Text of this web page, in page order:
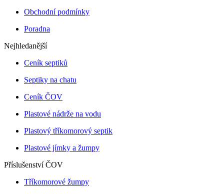
Obchodní podmínky
Poradna
Nejhledanější
Ceník septiků
Septiky na chatu
Ceník ČOV
Plastové nádrže na vodu
Plastový tříkomorový septik
Plastové jímky a žumpy
Příslušenství ČOV
Tříkomorové žumpy